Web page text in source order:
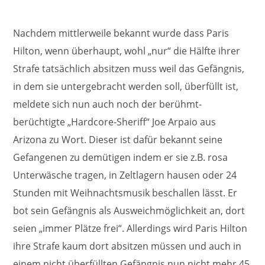
Nachdem mittlerweile bekannt wurde dass Paris
Hilton, wenn überhaupt, wohl „nur“ die Hälfte ihrer
Strafe tatsächlich absitzen muss weil das Gefängnis,
in dem sie untergebracht werden soll, überfüllt ist,
meldete sich nun auch noch der berühmt-
berüchtigte „Hardcore-Sheriff“ Joe Arpaio aus
Arizona zu Wort. Dieser ist dafür bekannt seine
Gefangenen zu demütigen indem er sie z.B. rosa
Unterwäsche tragen, in Zeltlagern hausen oder 24
Stunden mit Weihnachtsmusik beschallen lässt. Er
bot sein Gefängnis als Ausweichmöglichkeit an, dort
seien „immer Plätze frei“. Allerdings wird Paris Hilton
ihre Strafe kaum dort absitzen müssen und auch in